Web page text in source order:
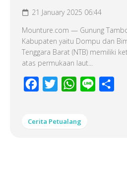
21 January 2025 06:44
Mounture.com — Gunung
Kabupaten yaitu Dompu dan
Tenggara Barat (NTB) memiliki
atas permukaan laut...
Facebook
Twitter WhatsApp
Line
Cerita Petualang